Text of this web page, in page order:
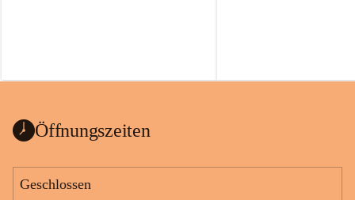
Öffnungszeiten
Geschlossen